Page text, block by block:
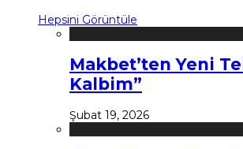
Hepsini Görüntüle
Makbet’ten Yeni
Kalbim”
Şubat 19, 2026